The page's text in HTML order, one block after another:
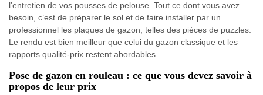
l’entretien de vos pousses de pelouse. Tout ce dont vous avez
besoin, c’est de préparer le sol et de faire installer par un
professionnel les plaques de gazon, telles des pièces de puzzles.
Le rendu est bien meilleur que celui du gazon classique et les
rapports qualité-prix restent abordables.
Pose de gazon en rouleau : ce que vous devez savoir à
propos de leur prix